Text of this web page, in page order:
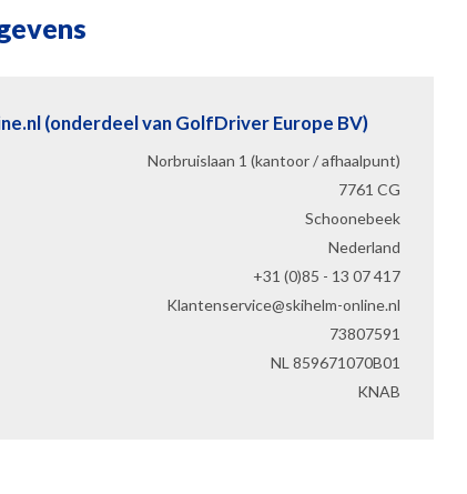
(onderdeel van GolfDriver Europe BV)
Norbruislaan 1 (kantoor / afhaalpunt)
7761 CG
Schoonebeek
Nederland
+31 (0)85 - 13 07 417
Klantenservice@skihelm-online.nl
73807591
NL 859671070B01
KNAB